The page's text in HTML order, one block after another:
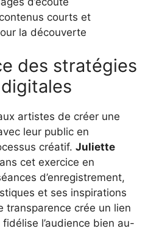
courts et
la découverte
des stratégies
artistes de créer une
leur public en
créatif. Juliette
cet exercice en
d’enregistrement,
et ses inspirations
transparence crée un lien
l’audience bien au-